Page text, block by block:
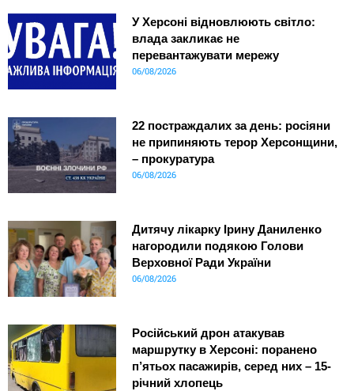
У Херсоні відновлюють світло:
влада закликає не
перевантажувати мережу
06/08/2026
22 постраждалих за день: росіяни
не припиняють терор Херсонщини,
– прокуратура
06/08/2026
Дитячу лікарку Ірину Даниленко
нагородили подякою Голови
Верховної Ради України
06/08/2026
Російський дрон атакував
маршрутку в Херсоні: поранено
п’ятьох пасажирів, серед них – 15-
річний хлопець